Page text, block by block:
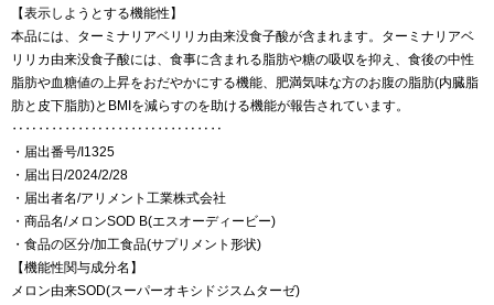
【表示しようとする機能性】
本品には、ターミナリアベリリカ由来没食子酸が含まれます。ターミナリアベ
リリカ由来没食子酸には、食事に含まれる脂肪や糖の吸収を抑え、食後の中性
脂肪や血糖値の上昇をおだやかにする機能、肥満気味な方のお腹の脂肪(内臓脂
肪と皮下脂肪)とBMIを減らすのを助ける機能が報告されています。
‥‥‥‥‥‥‥‥‥‥‥‥‥‥‥‥
・届出番号/I1325
・届出日/2024/2/28
・届出者名/アリメント工業株式会社
・商品名/メロンSOD B(エスオーディービー)
・食品の区分/加工食品(サプリメント形状)
【機能性関与成分名】
メロン由来SOD(スーパーオキシドジスムターゼ)